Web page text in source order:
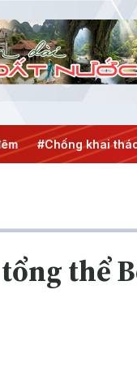
khai thác IUU
thể